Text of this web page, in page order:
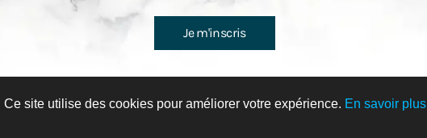
Je m'inscris
Ce site utilise des cookies pour améliorer votre expérience. En savoir plus